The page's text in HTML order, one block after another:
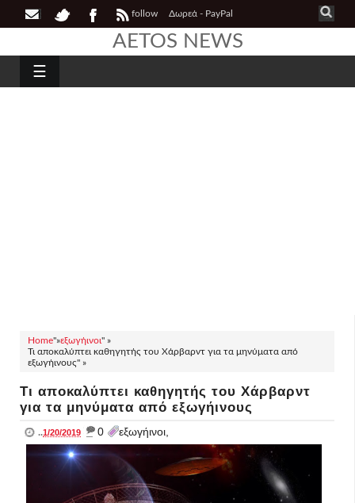
follow Δωρεά - PayPal
AETOS NEWS
☰
Home"»εξωγήινοι" »
Τι αποκαλύπτει καθηγητής του Χάρβαρντ για τα μηνύματα από
εξωγήινους" »
Τι αποκαλύπτει καθηγητής του Χάρβαρντ
για τα μηνύματα από εξωγήινους
..1/20/2019 _ 0 εξωγήινοι,